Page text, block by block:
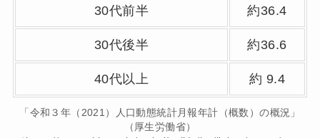
30代前半 約36.4
30代後半 約36.6
40代以上 約 9.4
「令和３年（2021）人口動態統計月報年計（概数）の概況」
（厚生労働省）